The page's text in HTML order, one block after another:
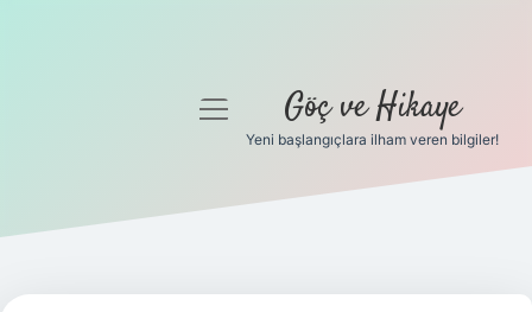
Gizlilik Politikası
Yasal Uyarı
menüyü
Göç ve Hikaye
Yeni başlangıçlara ilham veren bilgiler!